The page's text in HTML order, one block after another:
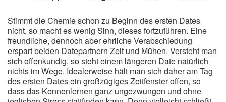
Stimmt die Chemie schon zu Beginn des ersten Dates
nicht, so macht es wenig Sinn, dieses fortzuführen. Eine
freundliche, dennoch aber ehrliche Verabschiedung
erspart beiden Datepartnern Zeit und Mühen. Versteht man
sich offenkundig, so steht einem längeren Date natürlich
nichts im Wege. Idealerweise hält man sich daher am Tag
des ersten Dates ein großzügiges Zeitfenster offen, so
dass das Kennenlernen ganz ungezwungen und ohne